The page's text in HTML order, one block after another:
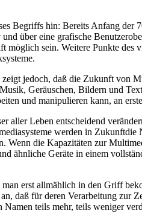
Begriffs hin: Bereits Anfang
über eine grafische
sein. Weitere Punkte
jedoch, daß die Zukunft von
Geräuschen, Bildern und
und manipulieren kann, an
Leben entscheidend
werden in
die Kapazitäten zur
ähnliche Geräte in einem
erst allmählich in den Griff
daß für deren Verarbeitung zur
teils mehr, teils weniger